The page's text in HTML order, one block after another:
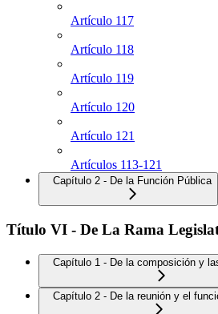
Artículo 117
Artículo 118
Artículo 119
Artículo 120
Artículo 121
Artículos 113-121
Capítulo 2 - De la Función Pública
Título VI - De La Rama
Capítulo 1 - De la composición y
Capítulo 2 - De la reunión y el